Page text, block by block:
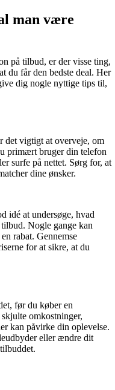
man være
på tilbud, er der visse ting,
du får den bedste deal. Her
dig nogle nyttige tips til,
det vigtigt at overveje, om
primært bruger din telefon
surfe på nettet. Sørg for, at
dine ønsker.
idé at undersøge, hvad
Nogle gange kan
rabat. Gennemse
for at sikre, at du
før du køber en
omkostninger,
kan påvirke din oplevelse.
eller ændre dit